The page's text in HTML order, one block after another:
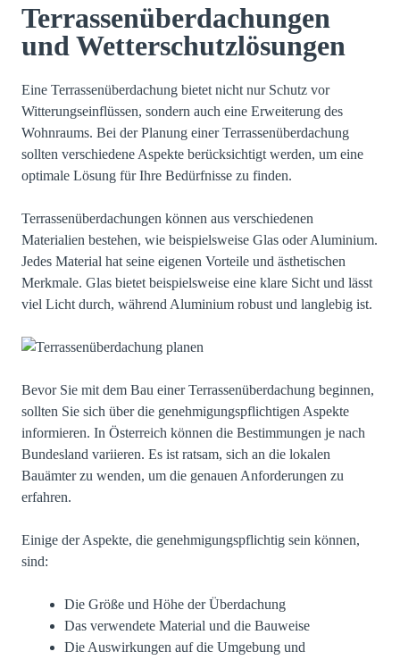
Terrassenüberdachungen
und Wetterschutzlösungen
Eine Terrassenüberdachung bietet nicht nur Schutz vor
Witterungseinflüssen, sondern auch eine Erweiterung des
Wohnraums. Bei der Planung einer Terrassenüberdachung
sollten verschiedene Aspekte berücksichtigt werden, um eine
optimale Lösung für Ihre Bedürfnisse zu finden.
Terrassenüberdachungen können aus verschiedenen
Materialien bestehen, wie beispielsweise Glas oder Aluminium.
Jedes Material hat seine eigenen Vorteile und ästhetischen
Merkmale. Glas bietet beispielsweise eine klare Sicht und lässt
viel Licht durch, während Aluminium robust und langlebig ist.
Bevor Sie mit dem Bau einer Terrassenüberdachung beginnen,
sollten Sie sich über die genehmigungspflichtigen Aspekte
informieren. In Österreich können die Bestimmungen je nach
Bundesland variieren. Es ist ratsam, sich an die lokalen
Bauämter zu wenden, um die genauen Anforderungen zu
erfahren.
Einige der Aspekte, die genehmigungspflichtig sein können,
sind:
Die Größe und Höhe der Überdachung
Das verwendete Material und die Bauweise
Die Auswirkungen auf die Umgebung und